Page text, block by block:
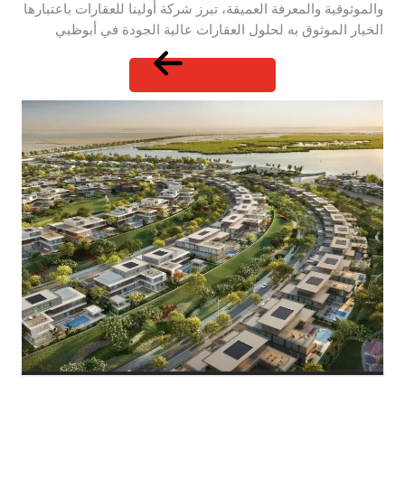
والموثوقية والمعرفة العميقة، تبرز شركة أولينا للعقارات باعتبارها
الخيار الموثوق به لحلول العقارات عالية الجودة في أبوظبي